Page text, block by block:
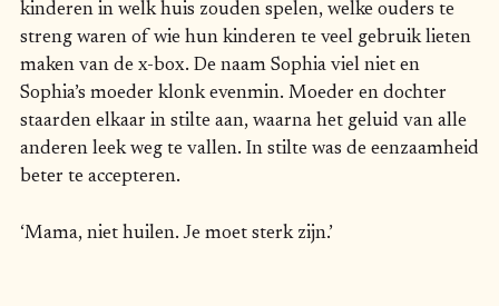
kinderen in welk huis zouden spelen, welke ouders te
streng waren of wie hun kinderen te veel gebruik lieten
maken van de x-box. De naam Sophia viel niet en
Sophia’s moeder klonk evenmin. Moeder en dochter
staarden elkaar in stilte aan, waarna het geluid van alle
anderen leek weg te vallen. In stilte was de eenzaamheid
beter te accepteren.
‘Mama, niet huilen. Je moet sterk zijn.’